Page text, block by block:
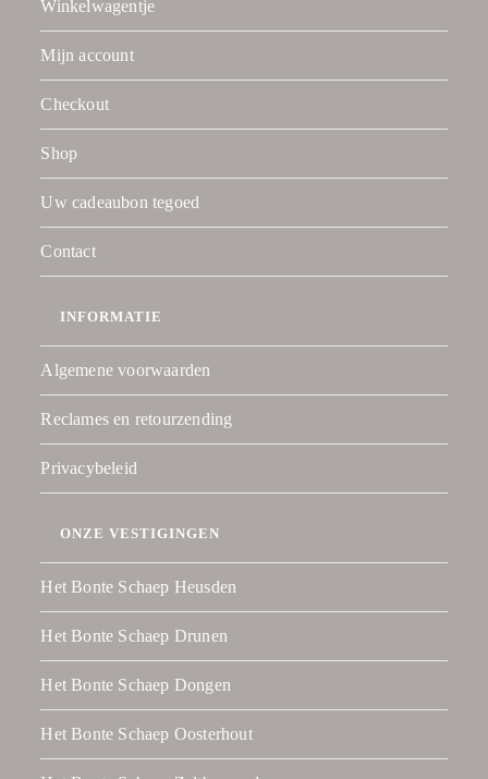
Winkelwagentje
Mijn account
Checkout
Shop
Uw cadeaubon tegoed
Contact
INFORMATIE
Algemene voorwaarden
Reclames en retourzending
Privacybeleid
ONZE VESTIGINGEN
Het Bonte Schaep Heusden
Het Bonte Schaep Drunen
Het Bonte Schaep Dongen
Het Bonte Schaep Oosterhout